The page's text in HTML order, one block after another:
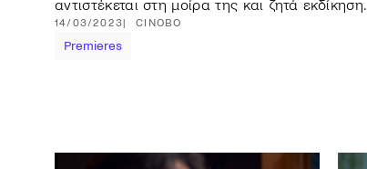
αντιστέκεται στη μοίρα της και ζητά εκδίκηση.
14/03/2023 CINOBO
Premieres